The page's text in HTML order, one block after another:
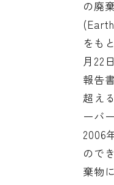
の廃
をも
月22
報告
超え
ーバ
2006
ので
棄物